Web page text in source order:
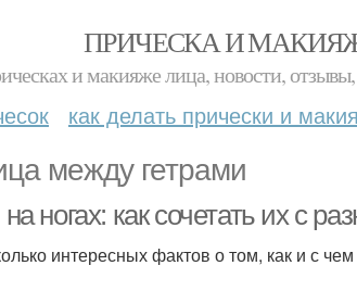
ПРИЧЕСКА И
и макияже лица, новости,
как делать прически и
между гетрами
ногах: как сочетать их с
интересных фактов о том, как и с чем